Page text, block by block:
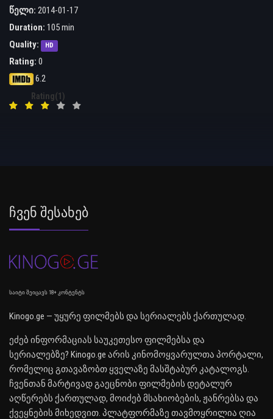
წელი: 2014-01-17
Duration: 105 min
Quality:
HD
Rating: 0
6.2
Rating(1)
Ჩვენ Შესახებ
საიტი შეიცავს 18+ კონტენტს
Kinogo.ge — უყურე ფილმებს და სერიალებს ქართულად.
ეძებ ინფორმაციას საუკეთესო ფილმებსა და
სერიალებზე? Kinogo.ge არის კინომოყვარულთა პორტალი,
რომელიც გთავაზობთ ყველაზე მასშტაბურ კატალოგს.
ჩვენთან მარტივად გაეცნობი ფილმების დეტალურ
აღწერებს ქართულად, მოიძებ მსახიობების, ჟანრებსა და
ქვეყნების მიხედვით. პლატფორმაზე თავმოყრილია ღია